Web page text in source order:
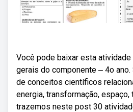
Você pode baixar esta
gerais do componente ‒ 4o
de conceitos científicos
energia, transformação,
trazemos neste post 30